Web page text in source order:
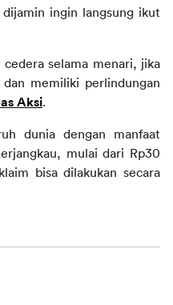
ingin langsung ikut
selama menari, jika
dan memiliki perlindungan
Aksi.
dunia dengan manfaat
mulai dari Rp30